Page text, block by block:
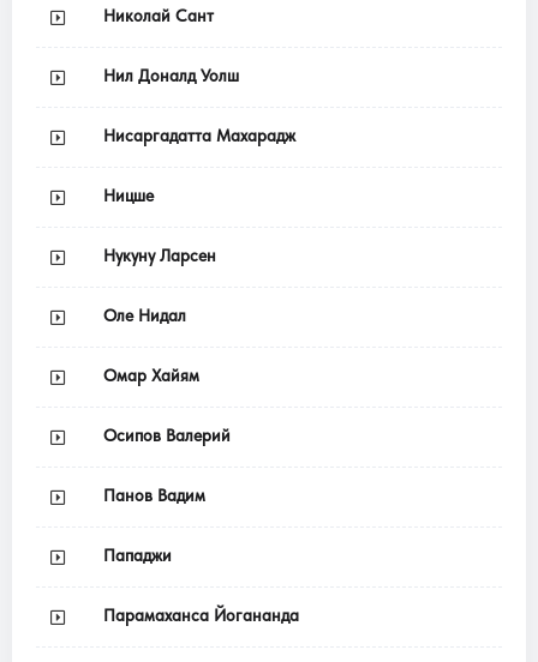
Николай Сант
Нил Доналд Уолш
Нисаргадатта Махарадж
Ницше
Нукуну Ларсен
Оле Нидал
Омар Хайям
Осипов Валерий
Панов Вадим
Пападжи
Парамаханса Йогананда